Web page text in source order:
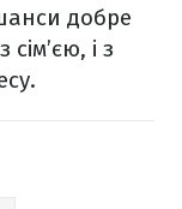
добре
сім’єю, і з